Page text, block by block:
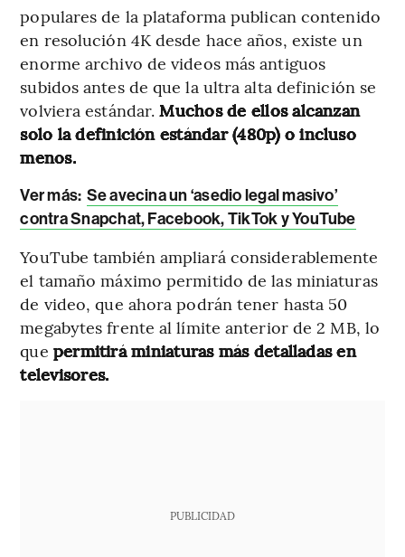
populares de la plataforma publican contenido
en resolución 4K desde hace años, existe un
enorme archivo de videos más antiguos
subidos antes de que la ultra alta definición se
volviera estándar. Muchos de ellos alcanzan
solo la definición estándar (480p) o incluso
menos.
Ver más: Se avecina un ‘asedio legal masivo’
contra Snapchat, Facebook, TikTok y YouTube
YouTube también ampliará considerablemente
el tamaño máximo permitido de las miniaturas
de video, que ahora podrán tener hasta 50
megabytes frente al límite anterior de 2 MB, lo
que permitirá miniaturas más detalladas en
televisores.
PUBLICIDAD